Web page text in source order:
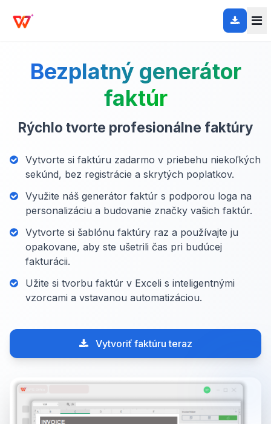
Bezplatný generátor
faktúr
Rýchlo tvorte profesionálne faktúry
Vytvorte si faktúru zadarmo v priebehu niekoľkých
sekúnd, bez registrácie a skrytých poplatkov.
Využite náš generátor faktúr s podporou loga na
personalizáciu a budovanie značky vašich faktúr.
Vytvorte si šablónu faktúry raz a používajte ju
opakovane, aby ste ušetrili čas pri budúcej
fakturácii.
Užite si tvorbu faktúr v Exceli s inteligentnými
vzorcami a vstavanou automatizáciou.
Vytvoriť faktúru teraz